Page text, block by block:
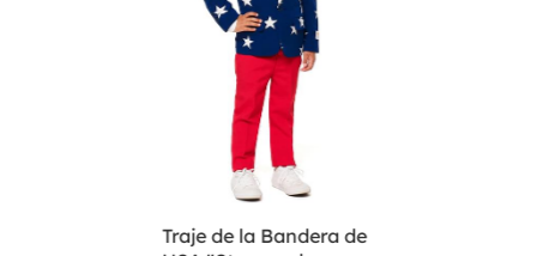
Traje de la Bandera de